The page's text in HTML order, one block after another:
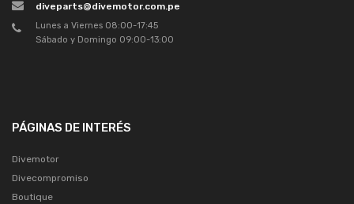
diveparts@divemotor.com.pe
Lunes a Viernes 08:00-17:45
Sábado y Domingo 09:00-13:00
PÁGINAS DE INTERÉS
Divemotor
Divecompromiso
Boutique